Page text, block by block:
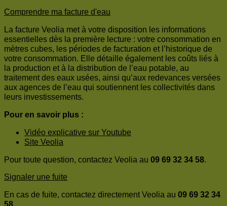
Comprendre ma facture d'eau
La facture Veolia met à votre disposition les informations
essentielles dès la première lecture : votre consommation en
mètres cubes, les périodes de facturation et l’historique de
votre consommation. Elle détaille également les coûts liés à
la production et à la distribution de l’eau potable, au
traitement des eaux usées, ainsi qu’aux redevances versées
aux agences de l’eau qui soutiennent les collectivités dans
leurs investissements.
Pour en savoir plus :
Vidéo explicative sur Youtube
Site Veolia
Pour toute question, contactez Veolia au 09 69 32 34 58.
Signaler une fuite
En cas de fuite, contactez directement Veolia au 09 69 32 34